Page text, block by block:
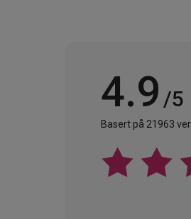
4.9 /5
Basert på 21963